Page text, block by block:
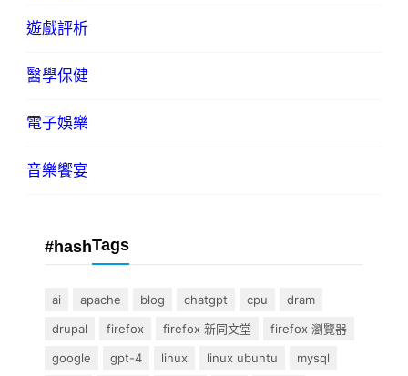
遊戲評析
醫學保健
電子娛樂
音樂饗宴
#hashTags
ai apache blog chatgpt cpu
dram
drupal
firefox firefox 新同文堂
firefox 瀏覽器
google
gpt-4 linux linux ubuntu
mysql